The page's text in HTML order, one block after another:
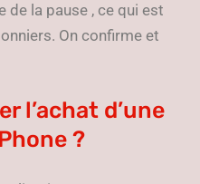
de la pause , ce qui est
On confirme et
l’achat d’une
?